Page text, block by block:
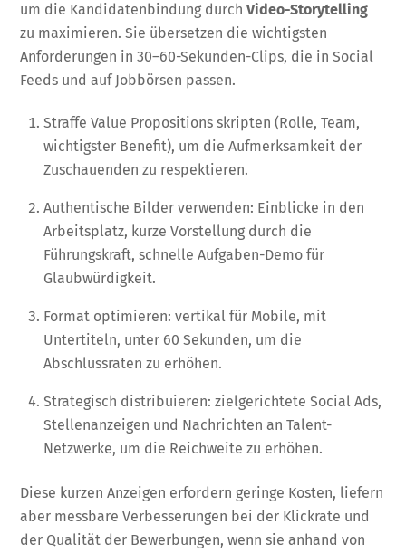
um die Kandidatenbindung durchVideo-Storytelling
zu maximieren. Sie übersetzen die wichtigsten
Anforderungen in 30–60-Sekunden-Clips, die in Social
Feeds und auf Jobbörsen passen.
Straffe Value Propositions skripten (Rolle, Team,
wichtigster Benefit), um die Aufmerksamkeit der
Zuschauenden zu respektieren.
Authentische Bilder verwenden: Einblicke in den
Arbeitsplatz, kurze Vorstellung durch die
Führungskraft, schnelle Aufgaben-Demo für
Glaubwürdigkeit.
Format optimieren: vertikal für Mobile, mit
Untertiteln, unter 60 Sekunden, um die
Abschlussraten zu erhöhen.
Strategisch distribuieren: zielgerichtete Social Ads,
Stellenanzeigen und Nachrichten an Talent-
Netzwerke, um die Reichweite zu erhöhen.
Diese kurzen Anzeigen erfordern geringe Kosten, liefern
aber messbare Verbesserungen bei der Klickrate und
der Qualität der Bewerbungen, wenn sie anhand von